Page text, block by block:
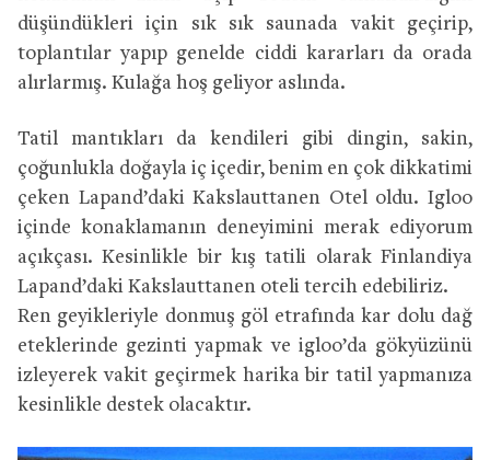
düşündükleri için sık sık saunada vakit geçirip,
toplantılar yapıp genelde ciddi kararları da orada
alırlarmış. Kulağa hoş geliyor aslında.
Tatil mantıkları da kendileri gibi dingin, sakin,
çoğunlukla doğayla iç içedir, benim en çok dikkatimi
çeken Lapand’daki Kakslauttanen Otel oldu. Igloo
içinde konaklamanın deneyimini merak ediyorum
açıkçası. Kesinlikle bir kış tatili olarak Finlandiya
Lapand’daki Kakslauttanen oteli tercih edebiliriz.
Ren geyikleriyle donmuş göl etrafında kar dolu dağ
eteklerinde gezinti yapmak ve igloo’da gökyüzünü
izleyerek vakit geçirmek harika bir tatil yapmanıza
kesinlikle destek olacaktır.